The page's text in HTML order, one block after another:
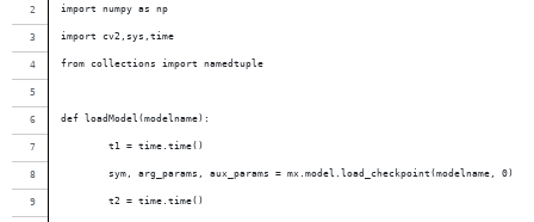
import numpy as np
import cv2,sys,time
from collections import namedtuple
def loadModel(modelname):
        t1 = time.time()
        sym, arg_params, aux_params = mx.model.load_checkpoint(modelname, 0)
        t2 = time.time()